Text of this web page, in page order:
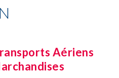
Aériens